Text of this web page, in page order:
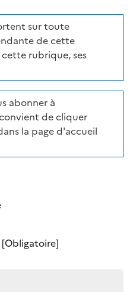
sur toute
de cette
rubrique, ses
abonner à
de cliquer
la page d'accueil
[Obligatoire]